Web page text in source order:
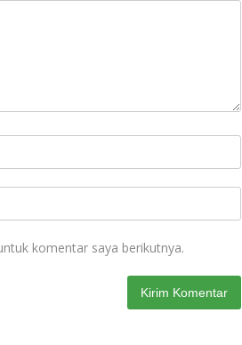
komentar saya berikutnya.